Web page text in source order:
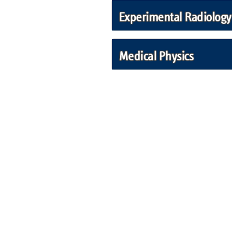
Experimental Radiology
Medical Physics